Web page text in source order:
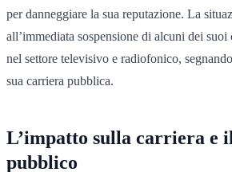
per danneggiare la sua reputazione. La
all’immediata sospensione di alcuni dei
nel settore televisivo e radiofonico,
sua carriera pubblica.
L’impatto sulla carriera e
pubblico